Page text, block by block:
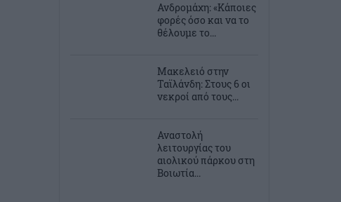
Ανδρομάχη: «Κάποιες
φορές όσο και να το
θέλουμε το...
Μακελειό στην
Ταϊλάνδη: Στους 6 οι
νεκροί από τους...
Αναστολή
λειτουργίας του
αιολικού πάρκου στη
Βοιωτία...